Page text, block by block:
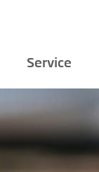
Service